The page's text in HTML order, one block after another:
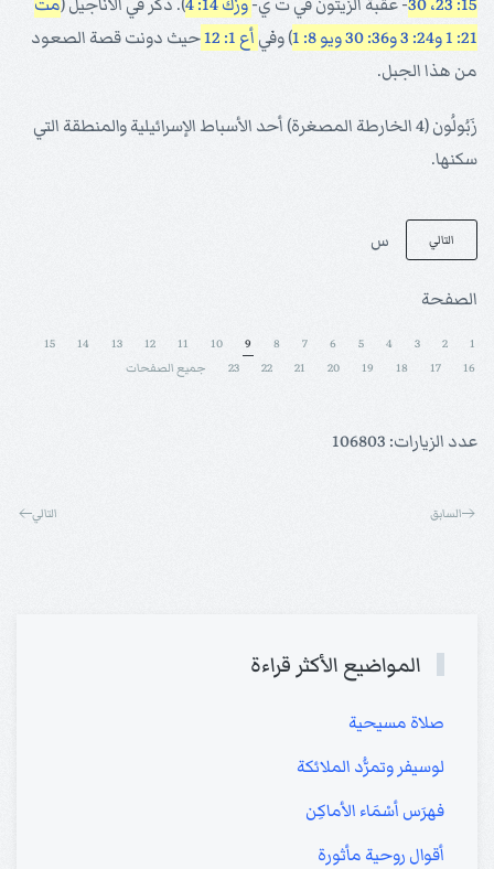
21: 1
و24: 3 و36: 30 ويو 8: 1 ) وفي أع 1: 12
حيث دونت قصة الصعود
من هذا الجبل.
زَبُولُون (4 الخارطة المصغرة) أحد الأسباط الإسرائيلية والمنطقة التي
سكنها.
التالي س
الصفحة
1
2
3
4
5
6
7
8
9
10
11
12
13
14
15
16
17
18
19
20
21
22
23 جميع الصفحات
عدد الزيارات: 106803
السابق التالي
المواضيع الأكثر قراءة
صلاة مسيحية
لوسيفر وتمرُّد الملائكة
فهرَس أسْمَاء الأماكِن
أقوال روحية مأثورة